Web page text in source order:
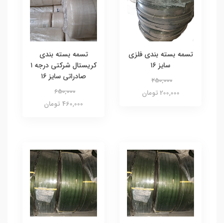
تسمه بسته بندی فلزی
سایز ۱۶
250,000
200,000 تومان
تسمه بسته بندی
کریستال شرکتی درجه ۱
صادراتی سایز ۱۶
650,000
460,000 تومان